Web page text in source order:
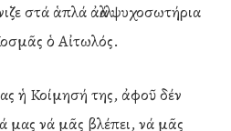
στά ἁπλά ἀλλά ψυχοσωτήρια
ὁ Αἰτωλός.
ἡ Κοίμησή της, ἀφοῦ δέν
μας νά μᾶς βλέπει, νά μᾶς